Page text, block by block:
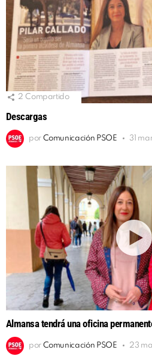
2 Compartido
Descargas
por Comunicación PSOE 31
Almansa tendrá una oficina
por Comunicación PSOE 23